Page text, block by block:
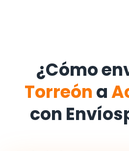
¿Cómo
Torreón a
con